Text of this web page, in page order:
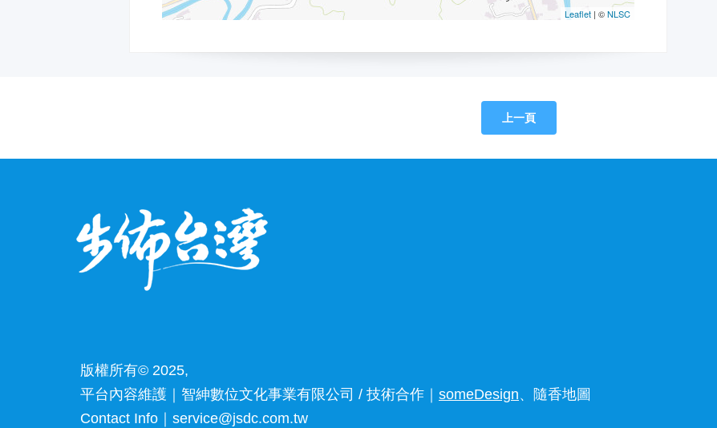
上一頁
版權所有© 2025,
平台內容維護｜智紳數位文化事業有限公司 / 技術合作｜ someDesign、隨香地圖
Contact Info｜service@jsdc.com.tw